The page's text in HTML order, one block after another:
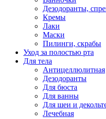
Дезодоранты,
Кремы
Лаки
Маски
Пилинги, скрабы
Уход за полостью рта
Для тела
Антицеллюлитная
Дезодоранты
Для бюста
Для ванны
Для шеи и
Лечебная